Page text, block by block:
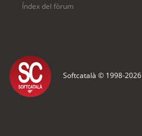
Índex del fòrum
Softcatalà © 1998-2026